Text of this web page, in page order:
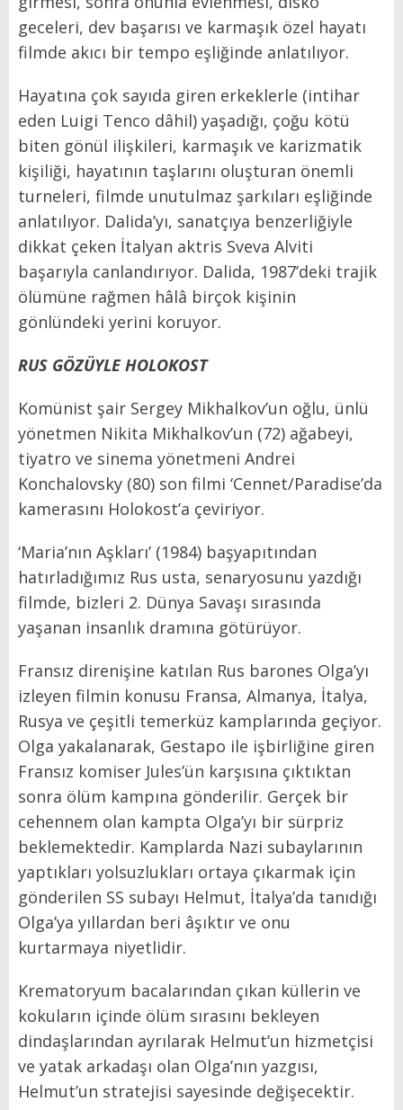
geceleri, dev başarısı ve karmaşık özel hayatı
filmde akıcı bir tempo eşliğinde anlatılıyor.
Hayatına çok sayıda giren erkeklerle (intihar
eden Luigi Tenco dâhil) yaşadığı, çoğu kötü
biten gönül ilişkileri, karmaşık ve karizmatik
kişiliği, hayatının taşlarını oluşturan önemli
turneleri, filmde unutulmaz şarkıları eşliğinde
anlatılıyor. Dalida’yı, sanatçıya benzerliğiyle
dikkat çeken İtalyan aktris Sveva Alviti
başarıyla canlandırıyor. Dalida, 1987’deki trajik
ölümüne rağmen hâlâ birçok kişinin
gönlündeki yerini koruyor.
RUS GÖZÜYLE HOLOKOST
Komünist şair Sergey Mikhalkov’un oğlu, ünlü
yönetmen Nikita Mikhalkov’un (72) ağabeyi,
tiyatro ve sinema yönetmeni Andrei
Konchalovsky (80) son filmi ‘Cennet/Paradise’da
kamerasını Holokost’a çeviriyor.
‘Maria’nın Aşkları’ (1984) başyapıtından
hatırladığımız Rus usta, senaryosunu yazdığı
filmde, bizleri 2. Dünya Savaşı sırasında
yaşanan insanlık dramına götürüyor.
Fransız direnişine katılan Rus barones Olga’yı
izleyen filmin konusu Fransa, Almanya, İtalya,
Rusya ve çeşitli temerküz kamplarında geçiyor.
Olga yakalanarak, Gestapo ile işbirliğine giren
Fransız komiser Jules’ün karşısına çıktıktan
sonra ölüm kampına gönderilir. Gerçek bir
cehennem olan kampta Olga’yı bir sürpriz
beklemektedir. Kamplarda Nazi subaylarının
yaptıkları yolsuzlukları ortaya çıkarmak için
gönderilen SS subayı Helmut, İtalya’da tanıdığı
Olga’ya yıllardan beri âşıktır ve onu
kurtarmaya niyetlidir.
Krematoryum bacalarından çıkan küllerin ve
kokuların içinde ölüm sırasını bekleyen
dindaşlarından ayrılarak Helmut’un hizmetçisi
ve yatak arkadaşı olan Olga’nın yazgısı,
Helmut’un stratejisi sayesinde değişecektir.